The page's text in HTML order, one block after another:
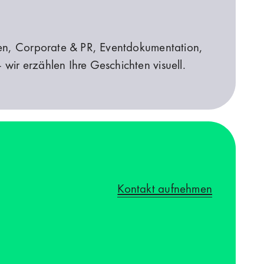
Corporate & PR, Eventdokumentation,
erzählen Ihre Geschichten visuell.
und bieten eine vielseitige Sammlung
in relevanten Content – von der
ein zentraler ​Baustein in jeder Content-Strategie.
Gespräche von ​Interview bis Talkrunde, Social-
Kontakt aufnehmen